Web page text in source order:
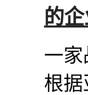
的
一
根据